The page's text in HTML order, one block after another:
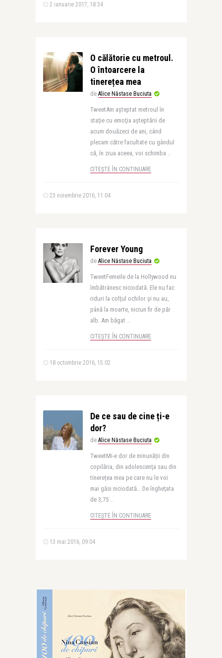
2 ianuarie 2017, 18:34
O călătorie cu metroul.
O întoarcere la
tinerețea mea
de Alice Năstase Buciuta
TweetAm aşteptat metroul în
staţie cu emoţia aşteptării de
acum douăzeci de ani, când
plecam către facultate cu gândul
că, în ziua aceea, voi schimba ..
CITEȘTE ÎN CONTINUARE
23 noiembrie 2016, 11:04
Forever Young
de Alice Năstase Buciuta
TweetFemeile de la Hollywood nu
îmbătrânesc niciodată. Ele nu fac
riduri la colţul ochilor şi nu au,
până la moarte, niciun fir de păr
alb. Am băgat ..
CITEȘTE ÎN CONTINUARE
18 octombrie 2016, 15:02
De ce sau de cine ți-e
dor?
de Alice Năstase Buciuta
TweetMi-e dor de minunății din
copilăria, din adolescenţa sau din
tinerețea mea pe care nu le voi
mai găsi niciodată… De îngheţata
de 3,75 ..
CITEȘTE ÎN CONTINUARE
13 mai 2016, 09:04